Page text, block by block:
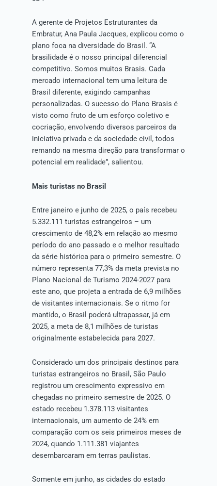
A gerente de Projetos Estruturantes da
Embratur, Ana Paula Jacques, explicou como o
plano foca na diversidade do Brasil. “A
brasilidade é o nosso principal diferencial
competitivo. Somos muitos Brasis. Cada
mercado internacional tem uma leitura de
Brasil diferente, exigindo campanhas
personalizadas. O sucesso do Plano Brasis é
visto como fruto de um esforço coletivo e
cocriação, envolvendo diversos parceiros da
iniciativa privada e da sociedade civil, todos
remando na mesma direção para transformar o
potencial em realidade”, salientou.
Mais turistas no Brasil
Entre janeiro e junho de 2025, o país recebeu
5.332.111 turistas estrangeiros – um
crescimento de 48,2% em relação ao mesmo
período do ano passado e o melhor resultado
da série histórica para o primeiro semestre. O
número representa 77,3% da meta prevista no
Plano Nacional de Turismo 2024-2027 para
este ano, que projeta a entrada de 6,9 milhões
de visitantes internacionais. Se o ritmo for
mantido, o Brasil poderá ultrapassar, já em
2025, a meta de 8,1 milhões de turistas
originalmente estabelecida para 2027.
Considerado um dos principais destinos para
turistas estrangeiros no Brasil, São Paulo
registrou um crescimento expressivo em
chegadas no primeiro semestre de 2025. O
estado recebeu 1.378.113 visitantes
internacionais, um aumento de 24% em
comparação com os seis primeiros meses de
2024, quando 1.111.381 viajantes
desembarcaram em terras paulistas.
Somente em junho, as cidades do estado